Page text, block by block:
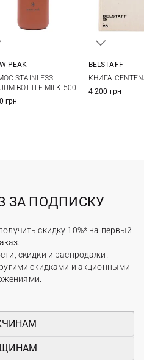
PEAK
STAINLESS
BOTTLE MILK 500
грн
BELSTAFF
КНИГА
4 200 грн
ЗА ПОДПИСКУ
скидку 10%* на первый
скидки и распродажи.
скидками и акционными